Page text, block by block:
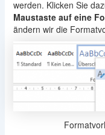
werden. Klicken Sie
Maustaste auf eine
ändern wir die